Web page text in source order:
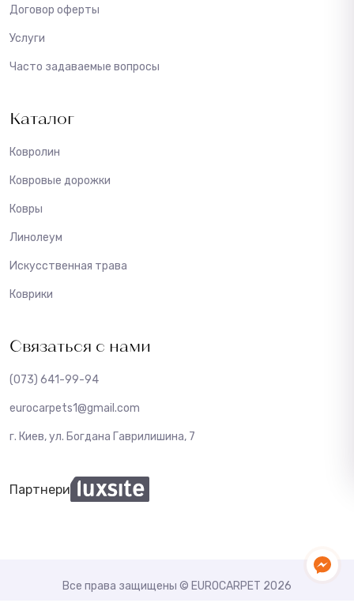
Договор оферты
Услуги
Часто задаваемые вопросы
Каталог
Ковролин
Ковровые дорожки
Ковры
Линолеум
Искусственная трава
Коврики
Связаться с нами
(073) 641-99-94
eurocarpets1@gmail.com
г. Киев, ул. Богдана Гаврилишина, 7
Партнери
Все права защищены © EUROCARPET 2026